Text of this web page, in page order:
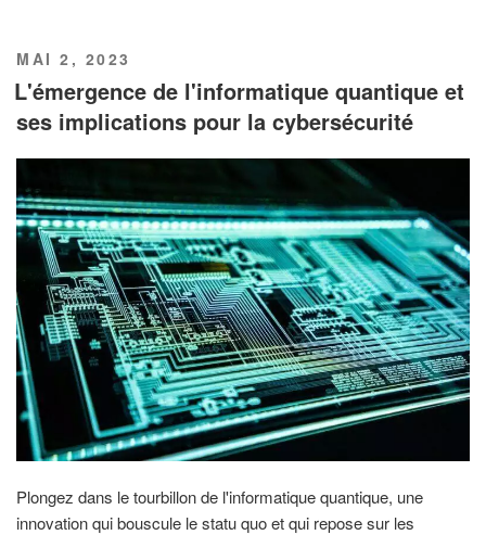
PUBLIÉ
LE
MAI 2, 2023
L'émergence de l'informatique quantique et
ses implications pour la cybersécurité
Plongez dans le tourbillon de l'informatique quantique, une
innovation qui bouscule le statu quo et qui repose sur les